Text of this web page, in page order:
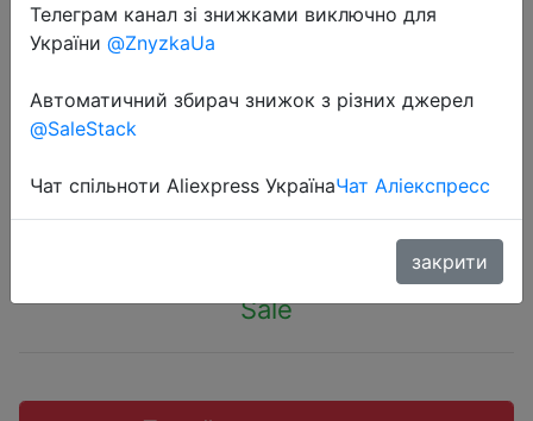
2019-06-16
SLUBAN Конструктор военной
серии 1 фигура, отправиться
случайным образом
$0.19
Sale
Телеграм канал зі знижками виключно для
України @ZnyzkaUa
Автоматичний збирач знижок з різних джерел
@SaleStack
Чат спільноти Aliexpress УкраїнаЧат Аліекспресс
закрити